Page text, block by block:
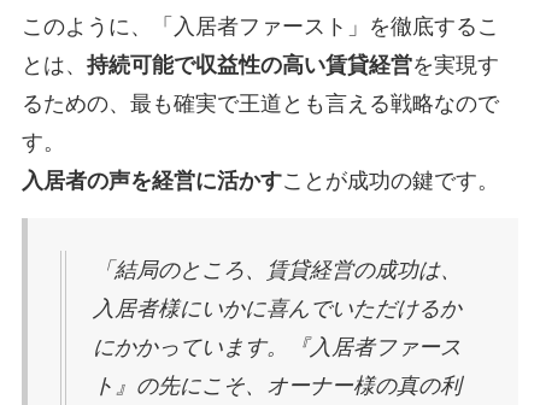
このように、「入居者ファースト」を徹底するこ
とは、 持続可能で収益性の高い賃貸経営を実現す
るための、最も確実で王道とも言える戦略なので
す。
入居者の声を経営に活かすことが成功の鍵です。
「結局のところ、賃貸経営の成功は、
入居者様にいかに喜んでいただけるか
にかかっています。『入居者ファース
ト』の先にこそ、オーナー様の真の利